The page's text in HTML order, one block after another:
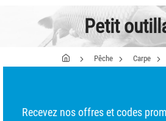
Petit
Pêche Carpe
Recevez nos offres et codes